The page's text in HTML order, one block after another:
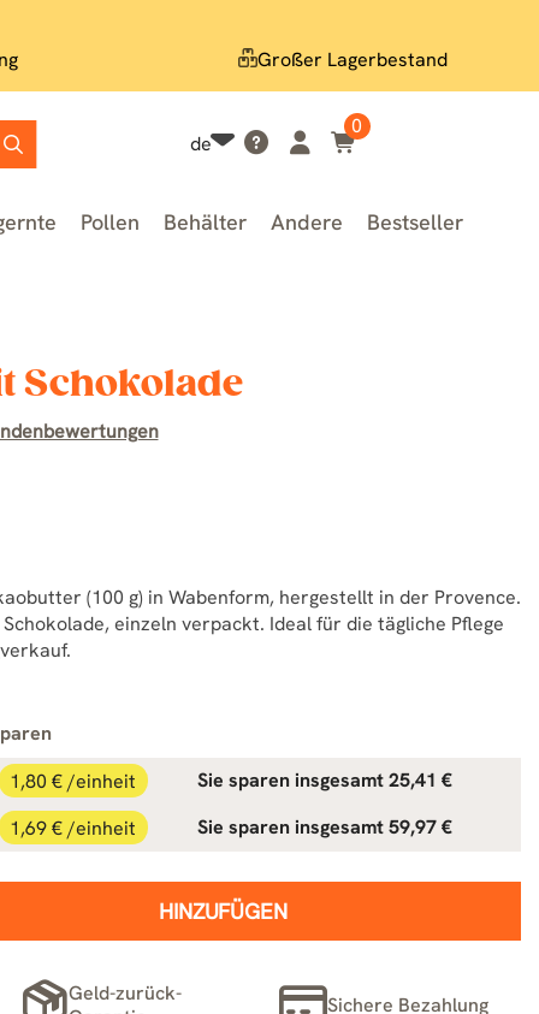
Großer Lagerbestand
de
0
Pollen Behälter Andere Bestseller
Schokolade
(100 g) in Wabenform, hergestellt in der Provence.
einzeln verpackt. Ideal für die tägliche Pflege
1,80 € /einheit
Sie sparen insgesamt 25,41 €
1,69 € /einheit Sie sparen insgesamt 59,97 €
HINZUFÜGEN
Geld-zurück-
Sichere Bezahlung